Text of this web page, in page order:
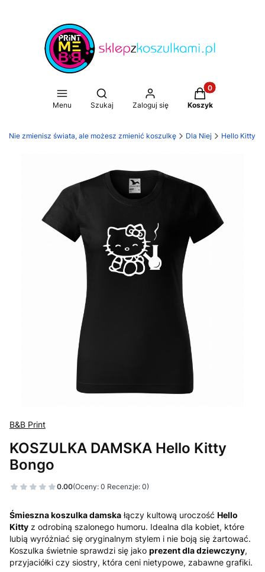
Menu
Otwórz wyszukiwarkę
Szukaj Zaloguj się
Produkty w
Koszyk
Nie zmienisz świata, ale możesz zmienić koszulkę Dla Niej Hello Kitty
B&B Print
KOSZULKA DAMSKA Hello Kitty
Bongo
0.00(Oceny: 0 Recenzje: 0)
Śmieszna koszulka damska łączy kultową uroczość Hello
Kitty z odrobiną szalonego humoru. Idealna dla kobiet, które
lubią wyróżniać się oryginalnym stylem i nie boją się żartować.
Koszulka świetnie sprawdzi się jako prezent dla dziewczyny,
przyjaciółki czy siostry, która ceni nietypowe, zabawne grafiki.